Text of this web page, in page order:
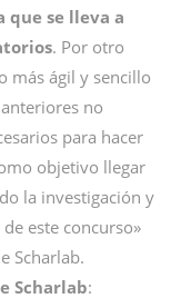
se lleva a
. Por otro
más ágil y sencillo
no
para hacer
objetivo llegar
la investigación y
este concurso»
Scharlab.
Scharlab: